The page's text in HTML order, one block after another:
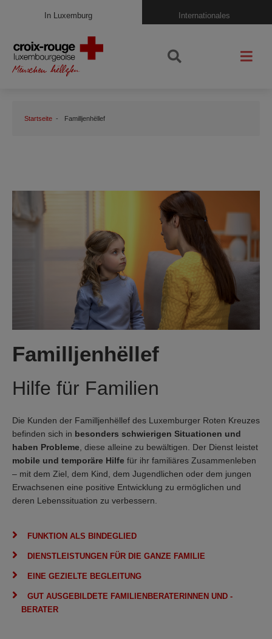
In Luxemburg Internationales
Startseite Familljenhëllef
Familljenhëllef
Hilfe für Familien
Die Kunden der Familljenhëllef des Luxemburger Roten Kreuzes
befinden sich in besonders schwierigen Situationen und
haben Probleme , diese alleine zu bewältigen. Der Dienst leistet
mobile und temporäre Hilfe für ihr familiäres Zusammenleben
– mit dem Ziel, dem Kind, dem Jugendlichen oder dem jungen
Erwachsenen eine positive Entwicklung zu ermöglichen und
deren Lebenssituation zu verbessern.
FUNKTION ALS BINDEGLIED
DIENSTLEISTUNGEN FÜR DIE GANZE FAMILIE
EINE GEZIELTE BEGLEITUNG
GUT AUSGEBILDETE FAMILIENBERATERINNEN UND -
BERATER